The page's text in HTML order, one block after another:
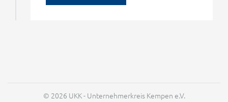
© 2026 UKK - Unternehmerkreis Kempen e.V.